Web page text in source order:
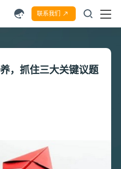
联系我们
，抓住三大关键议题